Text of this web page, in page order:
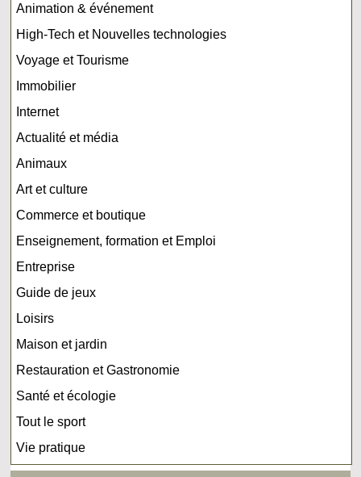
Animation & événement
High-Tech et Nouvelles technologies
Voyage et Tourisme
Immobilier
Internet
Actualité et média
Animaux
Art et culture
Commerce et boutique
Enseignement, formation et Emploi
Entreprise
Guide de jeux
Loisirs
Maison et jardin
Restauration et Gastronomie
Santé et écologie
Tout le sport
Vie pratique